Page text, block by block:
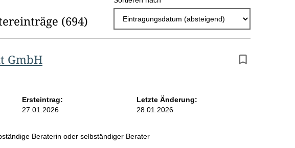
e
e
(694)
GmbH
Ersteintrag:
27.01.2026
Letzte Änderung:
28.01.2026
Beraterin oder selbständiger Berater